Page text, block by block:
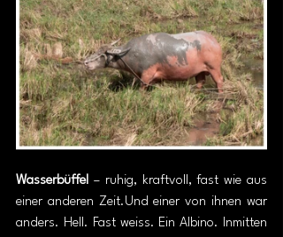
Wasserbüffel – ruhig, kraftvoll, fast wie aus
einer anderen Zeit.Und einer von ihnen war
anders. Hell. Fast weiss. Ein Albino. Inmitten